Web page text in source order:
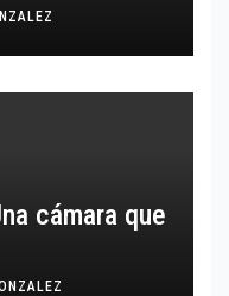
cámara que